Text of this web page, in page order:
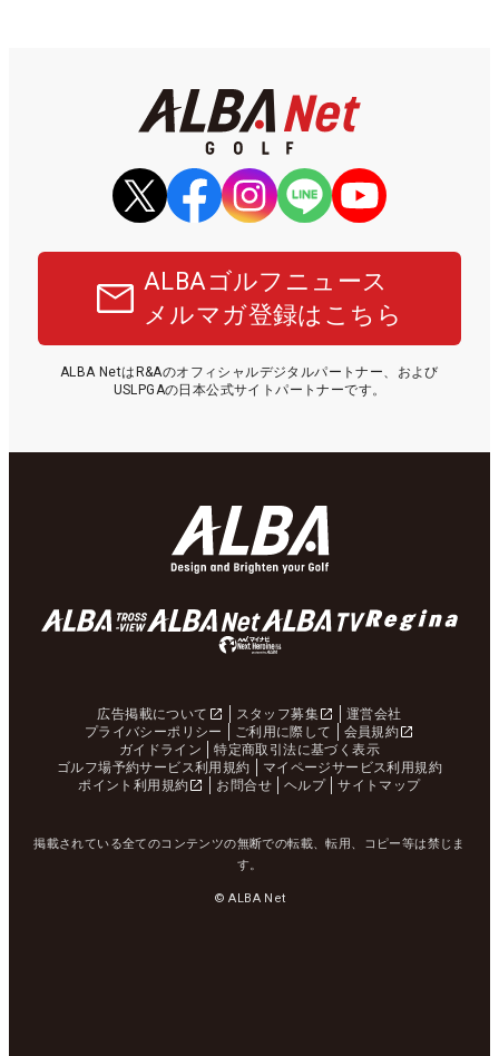
ALBAゴルフニュース
メルマガ登録はこちら
ALBA NetはR&Aのオフィシャルデジタルパートナー、および
USLPGAの日本公式サイトパートナーです。
広告掲載について スタッフ募集
運営会社
プライバシーポリシー
ご利用に際して
会員規約
ガイドライン
特定商取引法に基づく表示
ゴルフ場予約サービス利用規約
マイページサービス利用規約
ポイント利用規約
お問合せ ヘルプ サイトマップ
掲載されている全てのコンテンツの無断での転載、転用、コピー等は禁じま
す。
© ALBA Net